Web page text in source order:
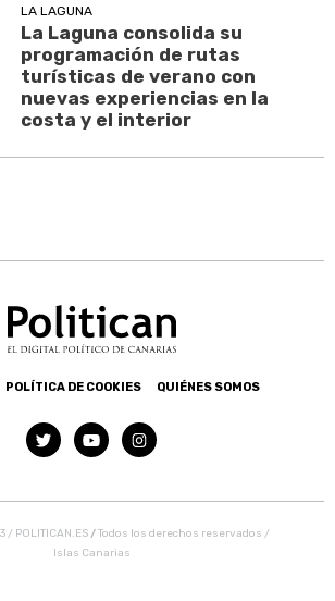
LA LAGUNA
La Laguna consolida su
programación de rutas
turísticas de verano con
nuevas experiencias en la
costa y el interior
POLÍTICA DE COOKIES QUIÉNES SOMOS
POLITICAN.ES /Todos los derechos reservados /
Islas Canarias